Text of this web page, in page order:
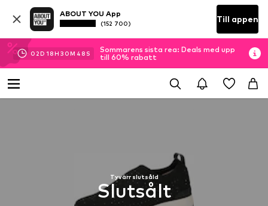
ABOUT YOU App
(152 700) Till appen
02D 18H 30M 48 S
Sommarens sista rea: Deals med upp
till 60% rabatt
Tyvärr slutsåld
Slutsålt